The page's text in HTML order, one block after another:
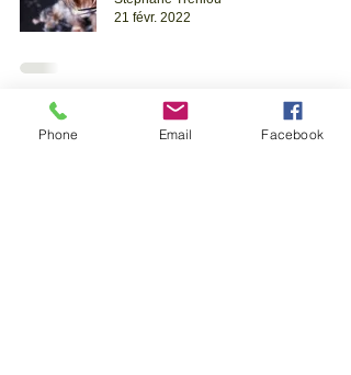
21 févr. 2022
Le jardin, ce faux ami...
Phone Email Facebook